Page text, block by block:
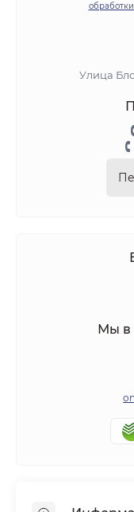
нужную для себя
Улица
Мы в